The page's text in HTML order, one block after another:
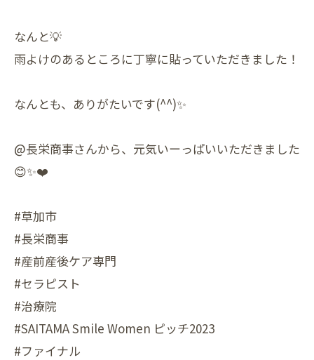
なんと💡
雨よけのあるところに丁寧に貼っていただきました！
なんとも、ありがたいです(^^)✨
@長栄商事さんから、元気いーっぱいいただきました
😊✨❤️
#草加市
#長栄商事
#産前産後ケア専門
#セラピスト
#治療院
#SAITAMA Smile Women ピッチ2023
#ファイナル